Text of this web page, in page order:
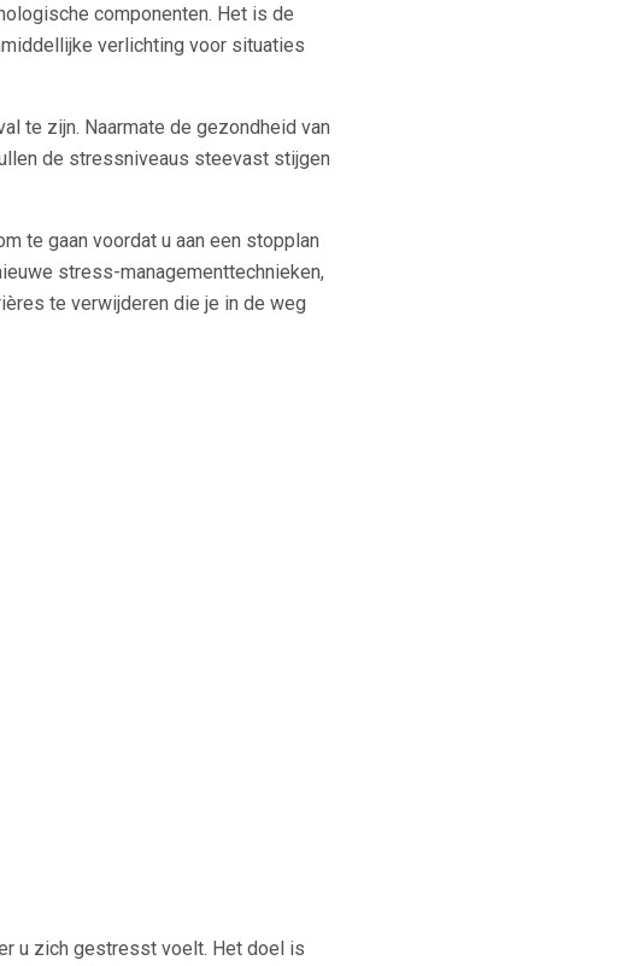
componenten. Het is de
verlichting voor situaties
te zijn. Naarmate de gezondheid van
de stressniveaus steevast stijgen
te gaan voordat u aan een stopplan
stress-managementtechnieken,
te verwijderen die je in de weg
u zich gestresst voelt. Het doel is